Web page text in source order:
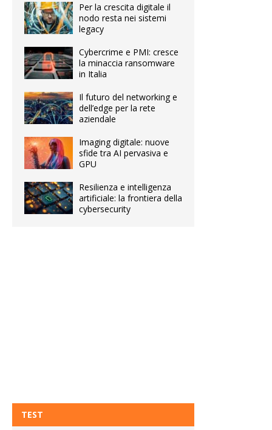
Per la crescita digitale il
nodo resta nei sistemi
legacy
Cybercrime e PMI: cresce
la minaccia ransomware
in Italia
Il futuro del networking e
dell’edge per la rete
aziendale
Imaging digitale: nuove
sfide tra AI pervasiva e
GPU
Resilienza e intelligenza
artificiale: la frontiera della
cybersecurity
TEST